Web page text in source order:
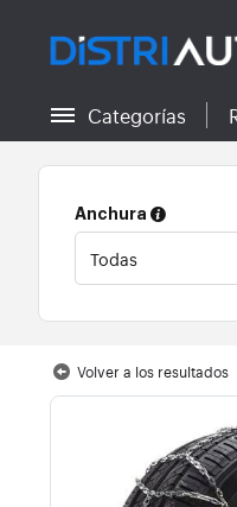
Volver a las
Categorías
Anchura
Volver a los resultados